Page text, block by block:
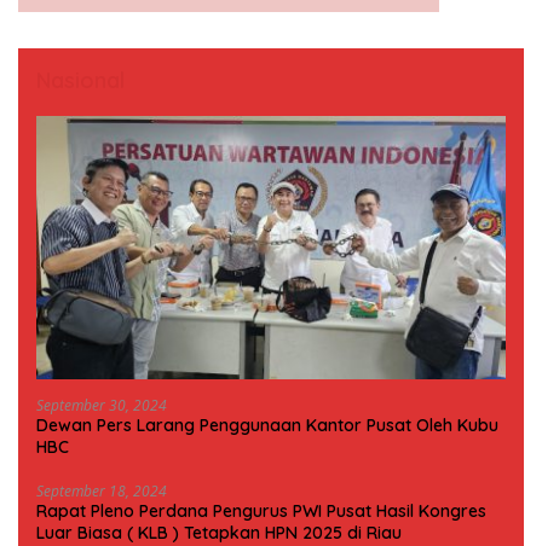
September 30, 2024
Dewan Pers Larang Penggunaan Kantor Pusat Oleh Kubu
HBC
September 18, 2024
Rapat Pleno Perdana Pengurus PWI Pusat Hasil Kongres
Luar Biasa ( KLB ) Tetapkan HPN 2025 di Riau